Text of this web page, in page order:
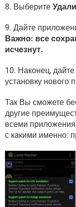
8. Выберите
9. Дайте
Важно: все
исчезнут.
10. Наконец,
установку нового
Так Вы сможете
другие
всеми
с какими именно: